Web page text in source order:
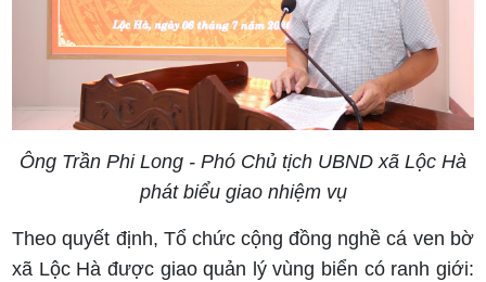
Ông Trần Phi Long - Phó Chủ tịch UBND xã Lộc Hà
phát biểu giao nhiệm vụ
Theo quyết định, Tổ chức cộng đồng nghề cá ven bờ
xã Lộc Hà được giao quản lý vùng biển có ranh giới: